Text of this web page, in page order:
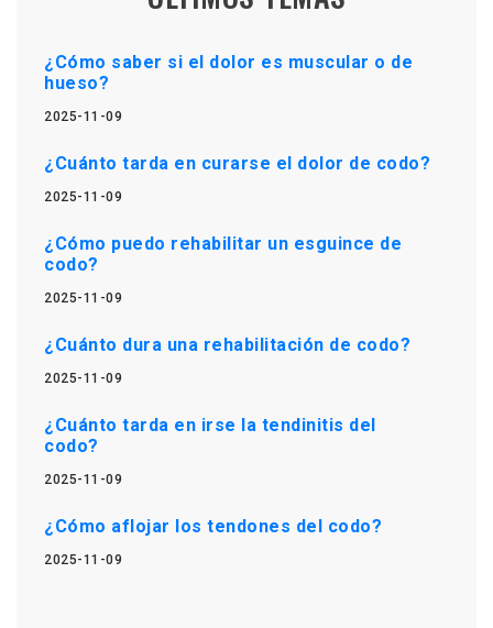
¿Cómo saber si el dolor es muscular o de
hueso?
2025-11-09
¿Cuánto tarda en curarse el dolor de codo?
2025-11-09
¿Cómo puedo rehabilitar un esguince de
codo?
2025-11-09
¿Cuánto dura una rehabilitación de codo?
2025-11-09
¿Cuánto tarda en irse la tendinitis del
codo?
2025-11-09
¿Cómo aflojar los tendones del codo?
2025-11-09